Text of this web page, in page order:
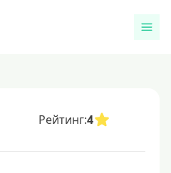
Рейтинг:4